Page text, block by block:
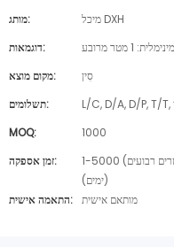
מותג:
מיכל DXH
דוגמאות:
1 מטר מרובע
מקום מוצא:
סִין
תשלומים:
MOQ:
1000
זמן אספקה:
1-5000 (מטרים רבועים): 7 (ימים), &gt;5000 (מטרים רבועים): לתיאום
(ימים)
התאמה אישית: מותאם אישית